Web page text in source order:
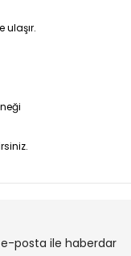
ulaşır.
posta ile haberdar